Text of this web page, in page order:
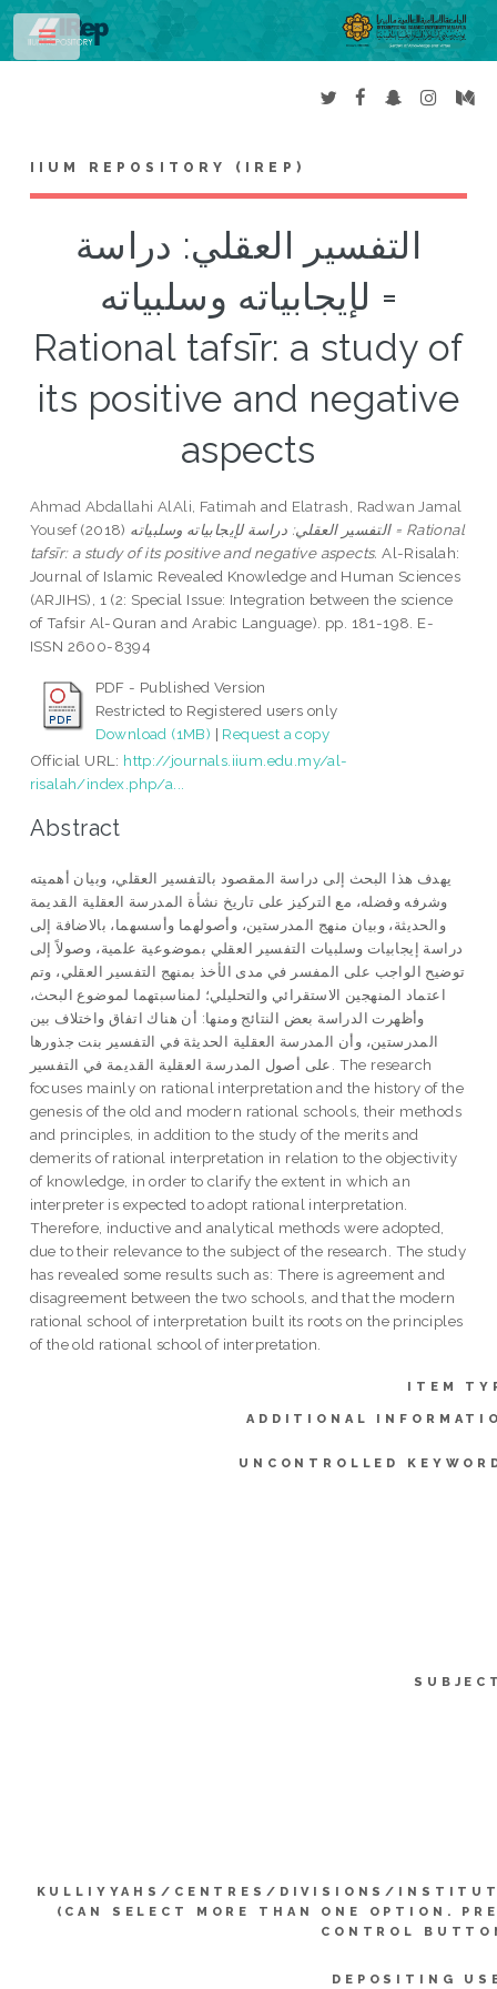
IIUM REPOSITORY (IREP)
التفسير العقلي: دراسة
لإيجابياته وسلبياته =
Rational tafsīr: a study of
its positive and negative
aspects
Ahmad Abdallahi AlAli, Fatimah and Elatrash, Radwan Jamal
Yousef(2018) التفسير العقلي: دراسة لإيجابياته وسلبياته = Rational
tafsīr: a study of its positive and negative aspects. Al-Risalah:
Journal of Islamic Revealed Knowledge and Human Sciences
(ARJIHS), 1 (2: Special Issue: Integration between the science
of Tafsir Al-Quran and Arabic Language). pp. 181-198. E-
ISSN 2600-8394
PDF - Published Version
Restricted to Registered users only
Download (1MB) | Request a copy
Official URL: http://journals.iium.edu.my/al-
risalah/index.php/a...
Abstract
يهدف هذا البحث إلى دراسة المقصود بالتفسير العقلي، وبيان أهميته
وشرفه وفضله، مع التركيز على تاريخ نشأة المدرسة العقلية القديمة
والحديثة، وبيان منهج المدرستين، وأصولهما وأسسهما، بالاضافة إلى
دراسة إيجابيات وسلبيات التفسير العقلي بموضوعية علمية، وصولاً إلى
توضيح الواجب على المفسر في مدى الأخذ بمنهج التفسير العقلي، وتم
اعتماد المنهجين الاستقرائي والتحليلي؛ لمناسبتهما لموضوع البحث،
وأظهرت الدراسة بعض النتائج ومنها: أن هناك اتفاق واختلاف بين
المدرستين، وأن المدرسة العقلية الحديثة في التفسير بنت جذورها
على أصول المدرسة العقلية القديمة في التفسير. The research
focuses mainly on rational interpretation and the history of the
genesis of the old and modern rational schools, their methods
and principles, in addition to the study of the merits and
demerits of rational interpretation in relation to the objectivity
of knowledge, in order to clarify the extent in which an
interpreter is expected to adopt rational interpretation.
Therefore, inductive and analytical methods were adopted,
due to their relevance to the subject of the research. The study
has revealed some results such as: There is agreement and
disagreement between the two schools, and that the modern
rational school of interpretation built its roots on the principles
of the old rational school of interpretation.
ITEM
ADDITIONAL
UNCONTROLLED
KULLIYYAHS/CENTRES/DIVISIONS/
(CAN SELECT MORE THAN ONE OPTION.
CONTROL
DEPOSITING
Toggle